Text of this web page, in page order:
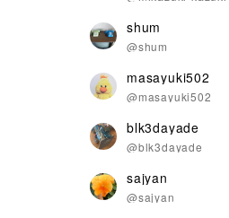
shum
@shum
masayuki502
@masayuki502
blk3dayade
@blk3dayade
sajyan
@sajyan